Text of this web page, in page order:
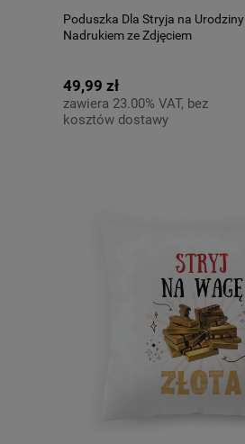
Poduszka Dla Stryja na
Nadrukiem ze Zdjęciem
49,99 zł
zawiera 23.00% VAT, bez
kosztów dostawy